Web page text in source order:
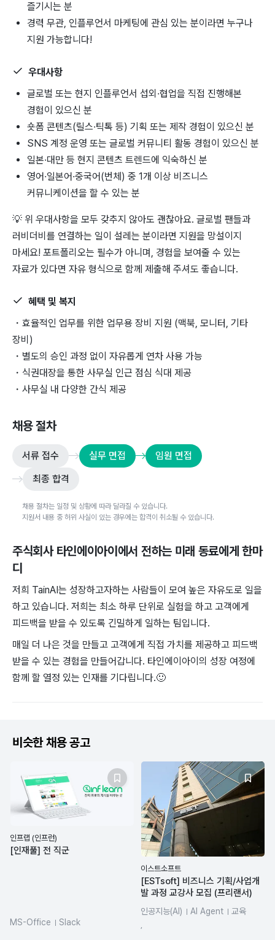
즐기시는 분
경력 무관, 인플루언서 마케팅에 관심 있는 분이라면 누구나
지원 가능합니다!
우대사항
글로벌 또는 현지 인플루언서 섭외·협업을 직접 진행해본
경험이 있으신 분
숏폼 콘텐츠(릴스·틱톡 등) 기획 또는 제작 경험이 있으신 분
SNS 계정 운영 또는 글로벌 커뮤니티 활동 경험이 있으신 분
일본·대만 등 현지 콘텐츠 트렌드에 익숙하신 분
영어·일본어·중국어(번체) 중 1개 이상 비즈니스
커뮤니케이션을 할 수 있는 분
💡 위 우대사항을 모두 갖추지 않아도 괜찮아요. 글로벌 팬들과
러비더비를 연결하는 일이 설레는 분이라면 지원을 망설이지
마세요! 포트폴리오는 필수가 아니며, 경험을 보여줄 수 있는
자료가 있다면 자유 형식으로 함께 제출해 주셔도 좋습니다.
혜택 및 복지
・효율적인 업무를 위한 업무용 장비 지원 (맥북, 모니터, 기타
장비)
・별도의 승인 과정 없이 자유롭게 연차 사용 가능
・식권대장을 통한 사무실 인근 점심 식대 제공
・사무실 내 다양한 간식 제공
채용 절차
서류 접수 실무 면접
임원 면접
최종 합격
채용 절차는 일정 및 상황에 따라 달라질 수 있습니다.
지원서 내용 중 허위 사실이 있는 경우에는 합격이 취소될 수 있습니다.
주식회사 타인에이아이 에서 전하는 미래 동료에게 한마
디
저희 TainAI는 성장하고자하는 사람들이 모여 높은 자유도로 일을
하고 있습니다. 저희는 최소 하루 단위로 실험을 하고 고객에게
피드백을 받을 수 있도록 긴밀하게 일하는 팀입니다.
매일 더 나은 것을 만들고 고객에게 직접 가치를 제공하고 피드백
받을 수 있는 경험을 만들어갑니다. 타인에이아이의 성장 여정에
함께 할 열정 있는 인재를 기다립니다.🙂
비슷한 채용 공고
인프랩 (인프런)
[인재풀] 전 직군
MS-Office Slack
이스트소프트
[ESTsoft] 비즈니스 기획/사업개
발 과정 교강사 모집 (프리랜서)
인공지능(AI) AI Agent
교육